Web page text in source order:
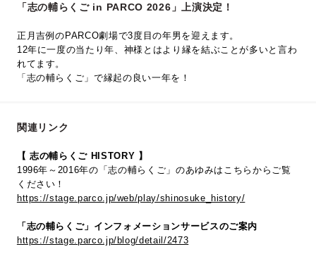
「志の輔らくご in PARCO 2026」上演決定！
正月吉例のPARCO劇場で3度目の年男を迎えます。
12年に一度の当たり年、神様とはより縁を結ぶことが多いと言わ
れてます。
「志の輔らくご」で縁起の良い一年を！
関連リンク
【 志の輔らくご HISTORY 】
1996年～2016年の「志の輔らくご」のあゆみはこちらからご覧
ください！
https://stage.parco.jp/web/play/shinosuke_history/
「志の輔らくご」インフォメーションサービスのご案内
https://stage.parco.jp/blog/detail/2473